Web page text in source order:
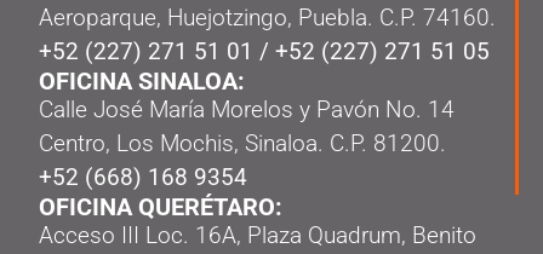
Aeroparque, Huejotzingo, Puebla. C.P. 74160.
+52 (227) 271 51 01 / +52 (227) 271 51 05
OFICINA SINALOA:
Calle José María Morelos y Pavón No. 14
Centro, Los Mochis, Sinaloa. C.P. 81200.
+52 (668) 168 9354
OFICINA QUERÉTARO:
Acceso III Loc. 16A, Plaza Quadrum, Benito